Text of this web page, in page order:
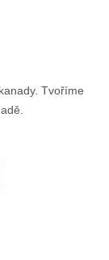
Tvoříme